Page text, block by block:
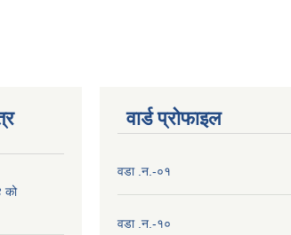
को
वार्ड प्राेफाइल
वडा .न.-०१
वडा .न.-१०